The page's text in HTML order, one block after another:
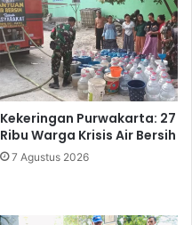
Kekeringan Purwakarta: 27
Ribu Warga Krisis Air Bersih
7 Agustus 2026